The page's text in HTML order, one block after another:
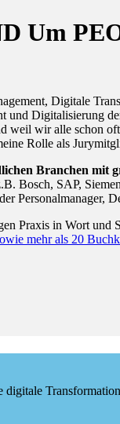
Um
Digitale
Digitalisierung
wir alle schon
Rolle als
Branchen mit
Bosch, SAP,
Praxis in Wort
mehr als 20